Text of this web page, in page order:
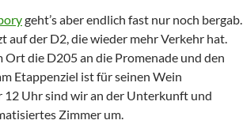
geht’s aber endlich fast nur noch bergab.
auf der D2, die wieder mehr Verkehr hat.
Ort die D205 an die Promenade und den
Etappenziel ist für seinen Wein
Uhr sind wir an der Unterkunft und
Zimmer um.